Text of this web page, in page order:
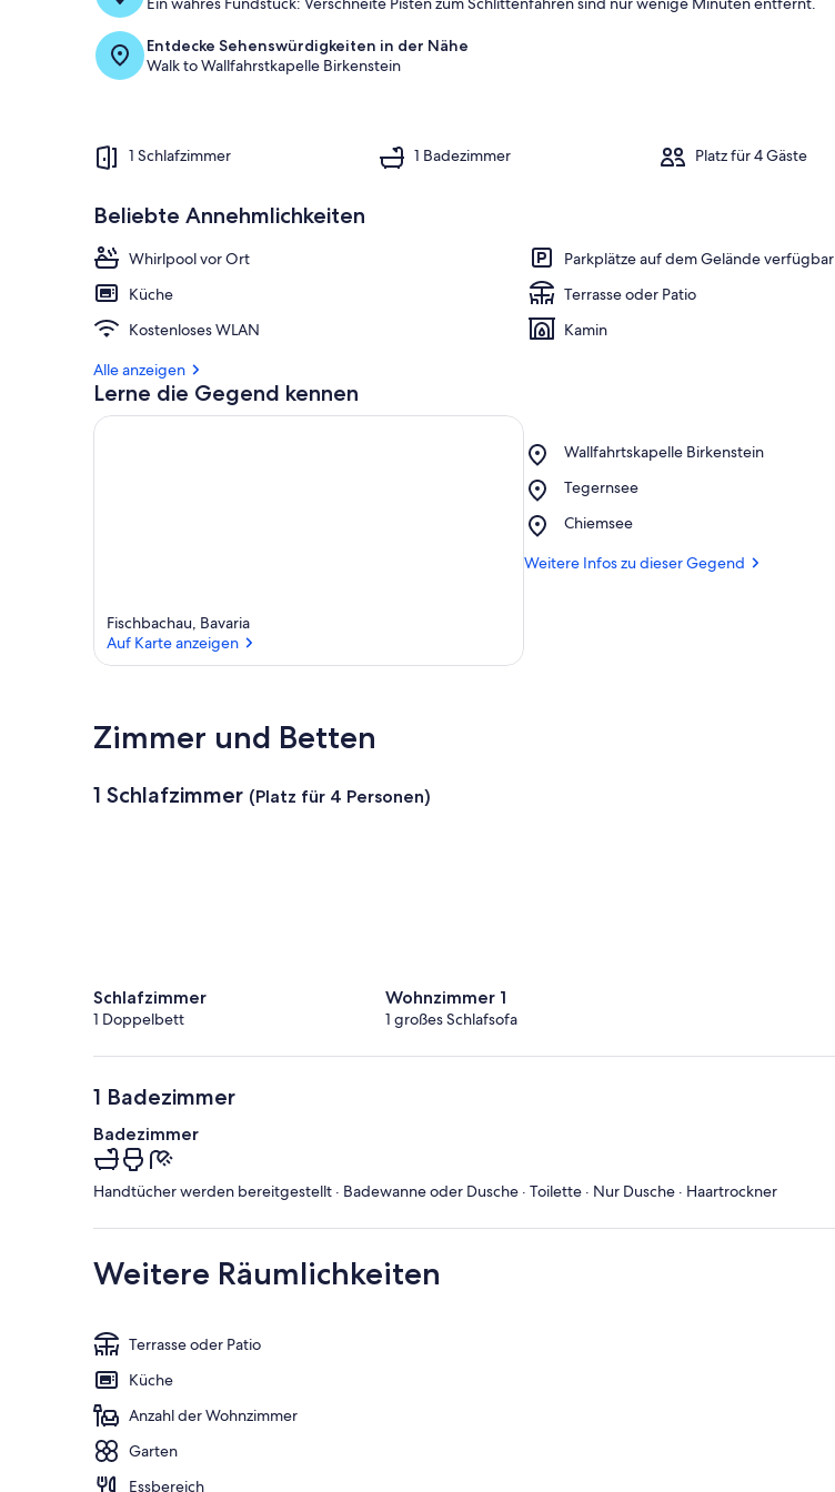
Entdecke Sehenswürdigkeiten in der Nähe
Walk to Wallfahrstkapelle Birkenstein
1 Schlafzimmer 1 Badezimmer Platz für 4 Gäste
Beliebte Annehmlichkeiten
Whirlpool vor Ort
Parkplätze auf dem Gelände verfügbar
Küche
Terrasse oder Patio
Kostenloses WLAN
Kamin
Alle anzeigen
Lerne die Gegend kennen
Fischbachau, Bavaria
Auf Karte anzeigen
Wallfahrtskapelle Birkenstein
Place,
Birkenstein
Tegernsee
Place,
Chiemsee
Place,
Weitere Infos zu dieser Gegend
Zimmer und Betten
1 Schlafzimmer (Platz für 4 Personen)
Schlafzimmer
1 Doppelbett
Wohnzimmer 1
1 großes Schlafsofa
1 Badezimmer
Badezimmer
Handtücher werden bereitgestellt · Badewanne oder Dusche · Toilette · Nur Dusche · Haartrockner
Weitere Räumlichkeiten
Terrasse oder Patio
Küche
Anzahl der Wohnzimmer
Garten
Essbereich